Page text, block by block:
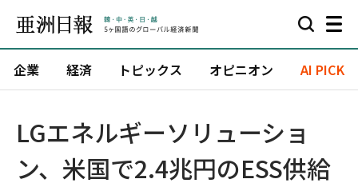
企業 経済 トピックス オピニオン AI PICK
LGエネルギーソリューショ
ン、米国で2.4兆円のESS供給